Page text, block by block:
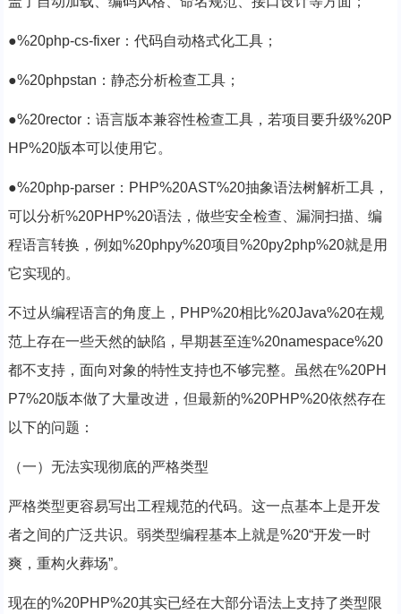
●%20php-cs-fixer：代码自动格式化工具；
●%20phpstan：静态分析检查工具；
●%20rector：语言版本兼容性检查工具，若项目要升级%20P
HP%20版本可以使用它。
●%20php-parser：PHP%20AST%20抽象语法树解析工具，
可以分析%20PHP%20语法，做些安全检查、漏洞扫描、编
程语言转换，例如%20phpy%20项目%20py2php%20就是用
它实现的。
不过从编程语言的角度上，PHP%20相比%20Java%20在规
范上存在一些天然的缺陷，早期甚至连%20namespace%20
都不支持，面向对象的特性支持也不够完整。虽然在%20PH
P7%20版本做了大量改进，但最新的%20PHP%20依然存在
以下的问题：
（一）无法实现彻底的严格类型
严格类型更容易写出工程规范的代码。这一点基本上是开发
者之间的广泛共识。弱类型编程基本上就是%20“开发一时
爽，重构火葬场”。
现在的%20PHP%20其实已经在大部分语法上支持了类型限